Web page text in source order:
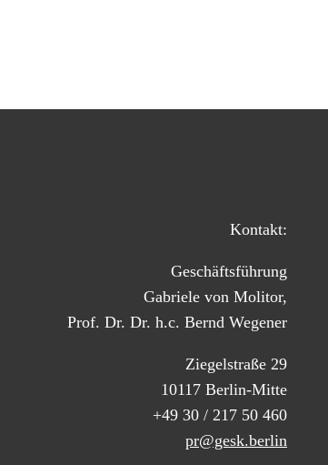
Kontakt:
Geschäftsführung
Gabriele von Molitor,
Prof. Dr. Dr. h.c. Bernd Wegener
Ziegelstraße 29
10117 Berlin-Mitte
+49 30 / 217 50 460
pr@gesk.berlin